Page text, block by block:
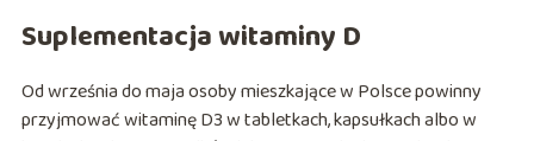
Suplementacja witaminy D
Od września do maja osoby mieszkające w Polsce powinny
przyjmować witaminę D3 w tabletkach, kapsułkach albo w